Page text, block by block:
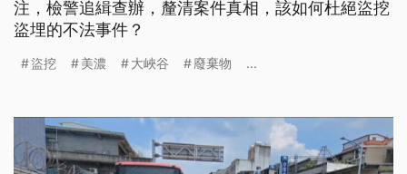
注，檢警追緝查辦，釐清案件真相，該如何杜絕盜挖
盜埋的不法事件？
盜挖 美濃 大峽谷 廢棄物 ...